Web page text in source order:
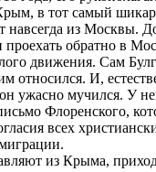
в тот самый
навсегда из Москвы.
проехать обратно в
движения. Сам
относился. И,
ужасно мучился. У
Флоренского,
всех
из Крыма,